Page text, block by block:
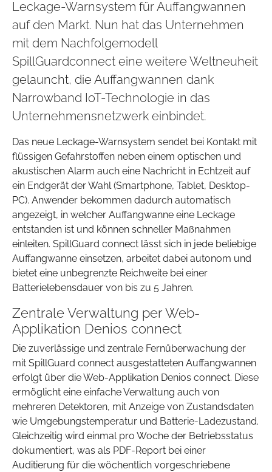
Leckage-Warnsystem für Auffangwannen
auf den Markt. Nun hat das Unternehmen
mit dem Nachfolgemodell
SpillGuardconnect eine weitere Weltneuheit
gelauncht, die Auffangwannen dank
Narrowband IoT-Technologie in das
Unternehmensnetzwerk einbindet.
Das neue Leckage-Warnsystem sendet bei Kontakt mit
flüssigen Gefahrstoffen neben einem optischen und
akustischen Alarm auch eine Nachricht in Echtzeit auf
ein Endgerät der Wahl (Smartphone, Tablet, Desktop-
PC). Anwender bekommen dadurch automatisch
angezeigt, in welcher Auffangwanne eine Leckage
entstanden ist und können schneller Maßnahmen
einleiten. SpillGuard connect lässt sich in jede beliebige
Auffangwanne einsetzen, arbeitet dabei autonom und
bietet eine unbegrenzte Reichweite bei einer
Batterielebensdauer von bis zu 5 Jahren.
Zentrale Verwaltung per Web-
Applikation Denios connect
Die zuverlässige und zentrale Fernüberwachung der
mit SpillGuard connect ausgestatteten Auffangwannen
erfolgt über die Web-Applikation Denios connect. Diese
ermöglicht eine einfache Verwaltung auch von
mehreren Detektoren, mit Anzeige von Zustandsdaten
wie Umgebungstemperatur und Batterie-Ladezustand.
Gleichzeitig wird einmal pro Woche der Betriebsstatus
dokumentiert, was als PDF-Report bei einer
Auditierung für die wöchentlich vorgeschriebene